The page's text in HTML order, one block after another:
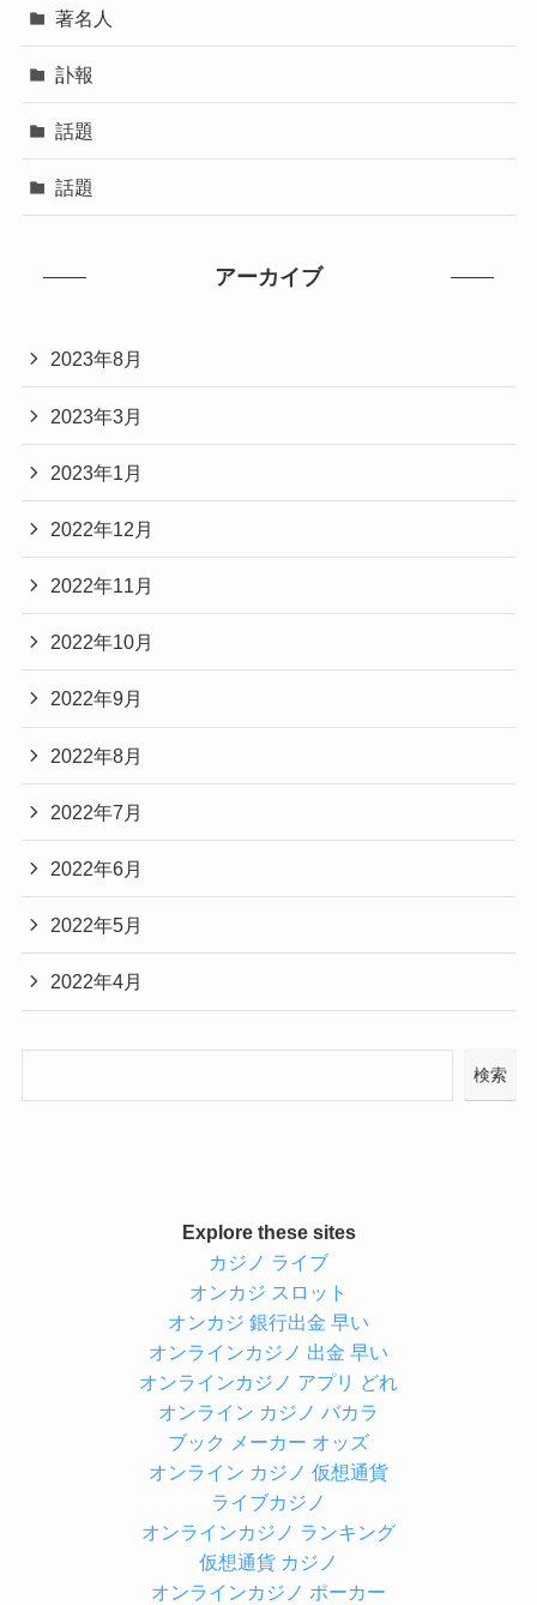
著名人
訃報
話題
話題
アーカイブ
2023年8月
2023年3月
2023年1月
2022年12月
2022年11月
2022年10月
2022年9月
2022年8月
2022年7月
2022年6月
2022年5月
2022年4月
検索
Explore these sites
カジノ ライブ
オンカジ スロット
オンカジ 銀行出金 早い
オンラインカジノ 出金 早い
オンラインカジノ アプリ どれ
オンライン カジノ バカラ
ブック メーカー オッズ
オンライン カジノ 仮想通貨
ライブカジノ
オンラインカジノ ランキング
仮想通貨 カジノ
オンラインカジノ ポーカー